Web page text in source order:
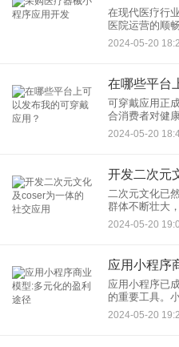
在现代医疗行
医院运营的顺
小程序应用开
解决方案。通
2024-05-20
在哪些平台
可穿戴应用正
合消费者对健
测到智能通知
说，一个重要
2024-05-20
开发二次元
二次元文化已
群体不断壮大
加。本文旨在
及coser为一体
2024-05-20
应用小程序
应用小程序已
的重要工具。
便捷的用户体
大门。在这篇
2024-05-20